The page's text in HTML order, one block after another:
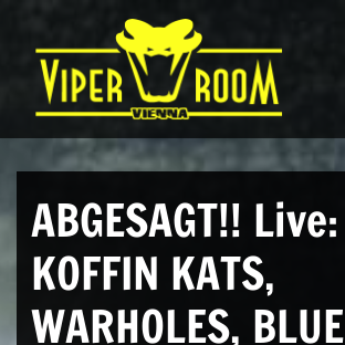
Hauptnavigation
ABGESAGT!! Live:
KOFFIN KATS,
WARHOLES, BLUE